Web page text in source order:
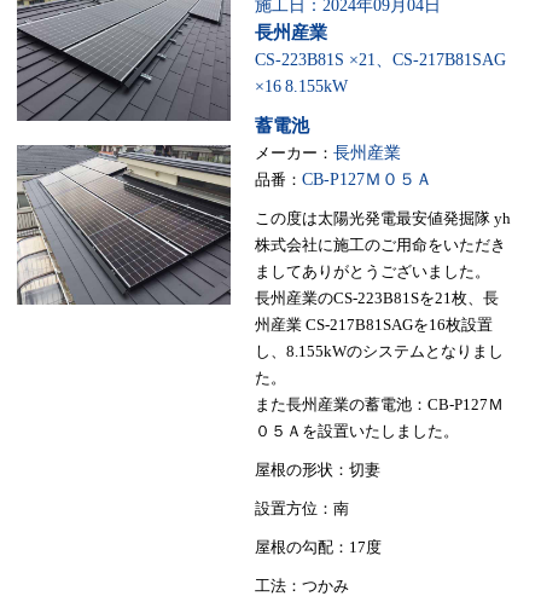
施工日：2024年09月04日
長州産業
CS-223B81S ×21、CS-217B81SAG
×16 8.155kW
蓄電池
メーカー： 長州産業
品番： CB-P127Ｍ０５Ａ
この度は太陽光発電最安値発掘隊 yh
株式会社に施工のご用命をいただき
ましてありがとうございました。
長州産業のCS-223B81Sを21枚、長
州産業 CS-217B81SAGを16枚設置
し、8.155kWのシステムとなりまし
た。
また長州産業の蓄電池：CB-P127Ｍ
０５Ａを設置いたしました。
屋根の形状：切妻
設置方位：南
屋根の勾配：17度
工法：つかみ